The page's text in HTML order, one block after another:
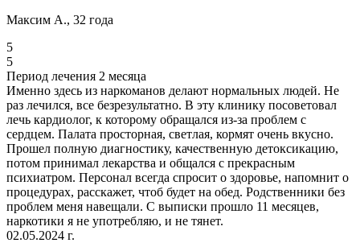
Максим А., 32 года
5
5
Период лечения 2 месяца
Именно здесь из наркоманов делают нормальных людей. Не
раз лечился, все безрезультатно. В эту клинику посоветовал
лечь кардиолог, к которому обращался из-за проблем с
сердцем. Палата просторная, светлая, кормят очень вкусно.
Прошел полную диагностику, качественную детоксикацию,
потом принимал лекарства и общался с прекрасным
психиатром. Персонал всегда спросит о здоровье, напомнит о
процедурах, расскажет, чтоб будет на обед. Родственники без
проблем меня навещали. С выписки прошло 11 месяцев,
наркотики я не употребляю, и не тянет.
02.05.2024 г.